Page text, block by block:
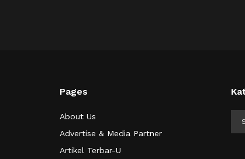
Pages
About Us
Advertise & Media Partner
Artikel Terbar-U